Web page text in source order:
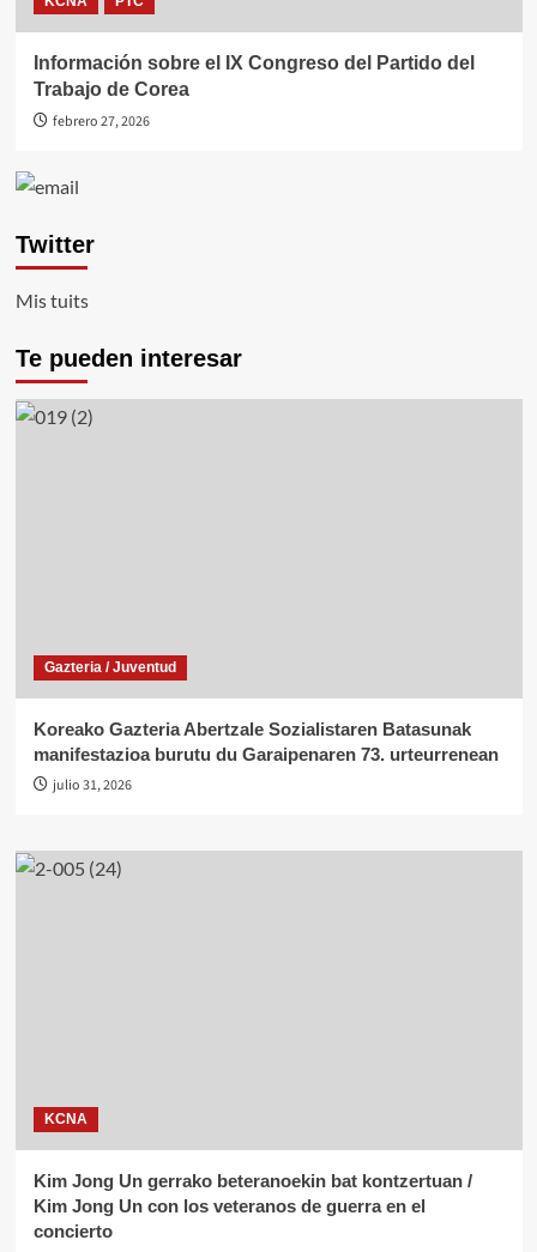
Información sobre el IX Congreso del Partido del
Trabajo de Corea
febrero 27, 2026
Twitter
Mis tuits
Te pueden interesar
Gazteria / Juventud
Koreako Gazteria Abertzale Sozialistaren Batasunak
manifestazioa burutu du Garaipenaren 73. urteurrenean
julio 31, 2026
KCNA
Kim Jong Un gerrako beteranoekin bat kontzertuan /
Kim Jong Un con los veteranos de guerra en el
concierto